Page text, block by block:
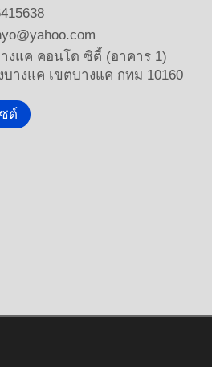
างแค คอนโด ซิตี้ (อาคาร 1)
างแค เขตบางแค กทม 10160
ต์